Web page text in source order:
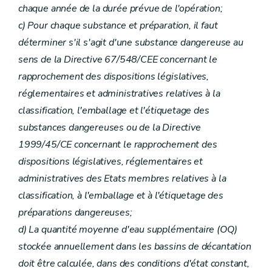
chaque année de la durée prévue de l'opération;
c) Pour chaque substance et préparation, il faut
déterminer s'il s'agit d'une substance dangereuse au
sens de la Directive 67/548/CEE concernant le
rapprochement des dispositions législatives,
réglementaires et administratives relatives à la
classification, l'emballage et l'étiquetage des
substances dangereuses ou de la Directive
1999/45/CE concernant le rapprochement des
dispositions législatives, réglementaires et
administratives des Etats membres relatives à la
classification, à l'emballage et à l'étiquetage des
préparations dangereuses;
d) La quantité moyenne d'eau supplémentaire (OQ)
stockée annuellement dans les bassins de décantation
doit être calculée, dans des conditions d'état constant,